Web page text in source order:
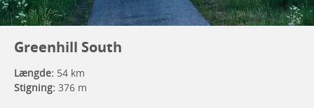
Greenhill South
Længde: 54 km
Stigning: 376 m